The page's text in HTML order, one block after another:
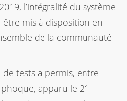
l’intégralité du système
mis à disposition en
de la communauté
tests a permis, entre
apparu le 21